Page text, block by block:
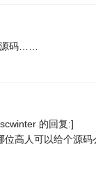
源码……
的回复:]
位高人可以给个源码